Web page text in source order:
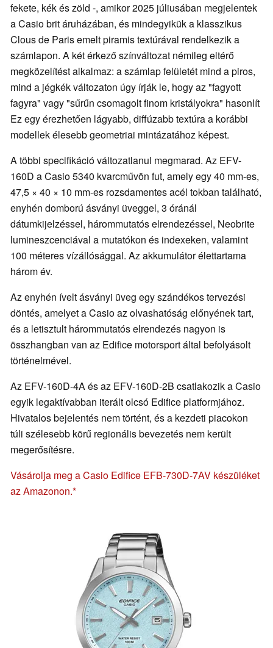
fekete, kék és zöld -, amikor 2025 júliusában megjelentek
a Casio brit áruházában, és mindegyikük a klasszikus
Clous de Paris emelt piramis textúrával rendelkezik a
számlapon. A két érkező színváltozat némileg eltérő
megközelítést alkalmaz: a számlap felületét mind a piros,
mind a jégkék változaton úgy írják le, hogy az "fagyott
fagyra" vagy "sűrűn csomagolt finom kristályokra" hasonlít
Ez egy érezhetően lágyabb, diffúzabb textúra a korábbi
modellek élesebb geometriai mintázatához képest.
A többi specifikáció változatlanul megmarad. Az EFV-
160D a Casio 5340 kvarcművön fut, amely egy 40 mm-es,
47,5 × 40 × 10 mm-es rozsdamentes acél tokban található,
enyhén domború ásványi üveggel, 3 óránál
dátumkijelzéssel, hárommutatós elrendezéssel, Neobrite
lumineszcenciával a mutatókon és indexeken, valamint
100 méteres vízállósággal. Az akkumulátor élettartama
három év.
Az enyhén ívelt ásványi üveg egy szándékos tervezési
döntés, amelyet a Casio az olvashatóság előnyének tart,
és a letisztult hárommutatós elrendezés nagyon is
összhangban van az Edifice motorsport által befolyásolt
történelmével.
Az EFV-160D-4A és az EFV-160D-2B csatlakozik a Casio
egyik legaktívabban iterált olcsó Edifice platformjához.
Hivatalos bejelentés nem történt, és a kezdeti piacokon
túli szélesebb körű regionális bevezetés nem került
megerősítésre.
Vásárolja meg a Casio Edifice EFB-730D-7AV készüléket
az Amazonon.